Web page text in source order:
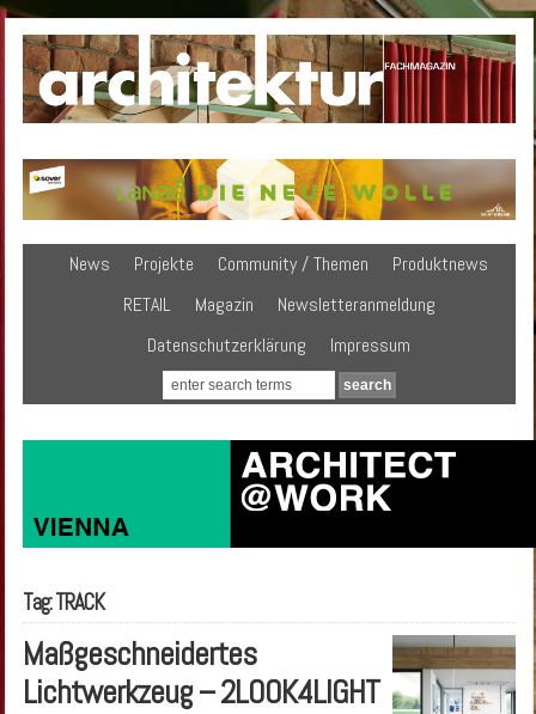
News Projekte Community / Themen
Produktnews
RETAIL
Magazin
Newsletteranmeldung
Datenschutzerklärung
Impressum
Tag: TRACK
Maßgeschneidertes
Lichtwerkzeug – 2LOOK4LIGHT